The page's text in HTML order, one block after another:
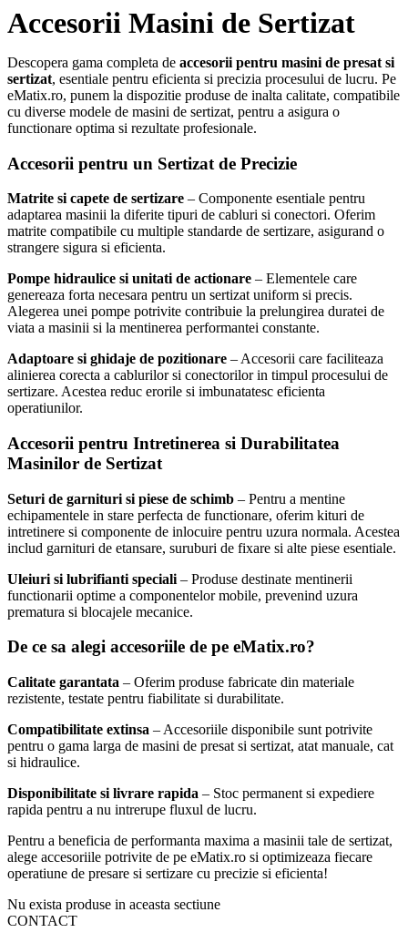
Accesorii Masini de Sertizat
Descopera gama completa de accesorii pentru masini de presat si
sertizat, esentiale pentru eficienta si precizia procesului de lucru. Pe
eMatix.ro, punem la dispozitie produse de inalta calitate, compatibile
cu diverse modele de masini de sertizat, pentru a asigura o
functionare optima si rezultate profesionale.
Accesorii pentru un Sertizat de Precizie
Matrite si capete de sertizare – Componente esentiale pentru
adaptarea masinii la diferite tipuri de cabluri si conectori. Oferim
matrite compatibile cu multiple standarde de sertizare, asigurand o
strangere sigura si eficienta.
Pompe hidraulice si unitati de actionare – Elementele care
genereaza forta necesara pentru un sertizat uniform si precis.
Alegerea unei pompe potrivite contribuie la prelungirea duratei de
viata a masinii si la mentinerea performantei constante.
Adaptoare si ghidaje de pozitionare – Accesorii care faciliteaza
alinierea corecta a cablurilor si conectorilor in timpul procesului de
sertizare. Acestea reduc erorile si imbunatatesc eficienta
operatiunilor.
Accesorii pentru Intretinerea si Durabilitatea
Masinilor de Sertizat
Seturi de garnituri si piese de schimb – Pentru a mentine
echipamentele in stare perfecta de functionare, oferim kituri de
intretinere si componente de inlocuire pentru uzura normala. Acestea
includ garnituri de etansare, suruburi de fixare si alte piese esentiale.
Uleiuri si lubrifianti speciali – Produse destinate mentinerii
functionarii optime a componentelor mobile, prevenind uzura
prematura si blocajele mecanice.
De ce sa alegi accesoriile de pe eMatix.ro?
Calitate garantata – Oferim produse fabricate din materiale
rezistente, testate pentru fiabilitate si durabilitate.
Compatibilitate extinsa – Accesoriile disponibile sunt potrivite
pentru o gama larga de masini de presat si sertizat, atat manuale, cat
si hidraulice.
Disponibilitate si livrare rapida – Stoc permanent si expediere
rapida pentru a nu intrerupe fluxul de lucru.
Pentru a beneficia de performanta maxima a masinii tale de sertizat,
alege accesoriile potrivite de pe eMatix.ro si optimizeaza fiecare
operatiune de presare si sertizare cu precizie si eficienta!
Nu exista produse in aceasta sectiune
CONTACT